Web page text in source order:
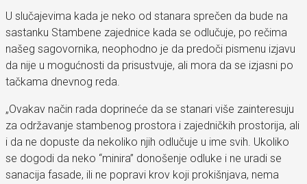
U slučajevima kada je neko od stanara sprečen da bude na
sastanku Stambene zajednice kada se odlučuje, po rečima
našeg sagovornika, neophodno je da predoči pismenu izjavu
da nije u mogućnosti da prisustvuje, ali mora da se izjasni po
tačkama dnevnog reda.
„Ovakav način rada doprineće da se stanari više zainteresuju
za održavanje stambenog prostora i zajedničkih prostorija, ali
i da ne dopuste da nekoliko njih odlučuje u ime svih. Ukoliko
se dogodi da neko “minira” donošenje odluke i ne uradi se
sanacija fasade, ili ne popravi krov koji prokišnjava, nema